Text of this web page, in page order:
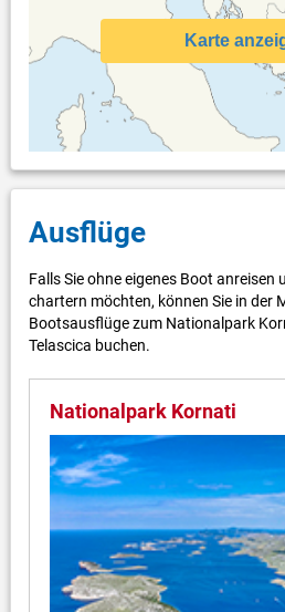
Karte
Ausflüge
Falls Sie ohne eigenes Boot anreisen
chartern möchten, können Sie in der
Bootsausflüge zum Nationalpark
Telascica buchen.
Nationalpark Kornati